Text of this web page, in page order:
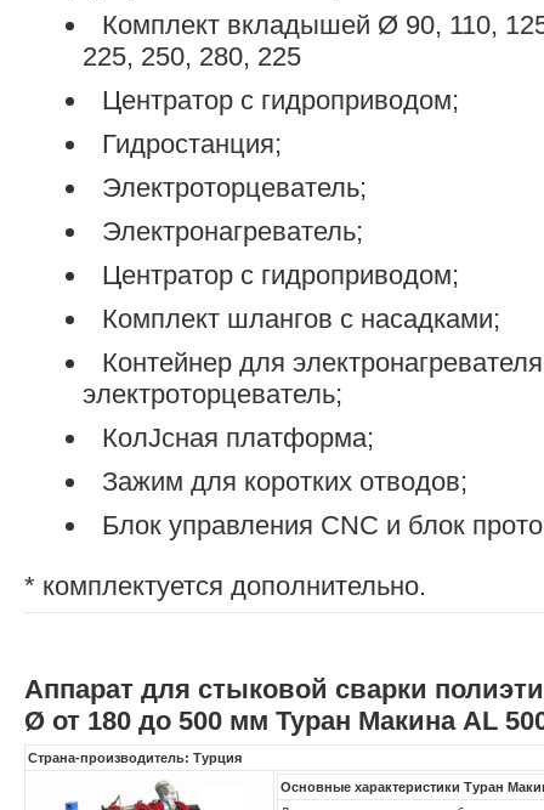
Комплект вкладышей Ø 90, 110,
225, 250, 280, 225
Центратор с гидроприводом;
Гидростанция;
Электроторцеватель;
Электронагреватель;
Центратор с гидроприводом;
Комплект шлангов с насадками;
Контейнер для
электроторцеватель;
КолЈсная платформа;
Зажим для коротких отводов;
Блок управления CNC и блок
* комплектуется дополнительно.
Аппарат для стыковой сварки
Ø от 180 до 500 мм Туран Макина AL
Страна-производитель: Турция
Основные характеристики Туран